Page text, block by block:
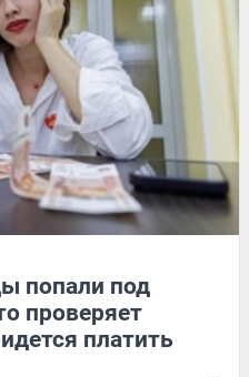
попали под
проверяет
платить